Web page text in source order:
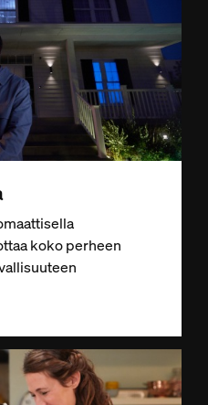
koko perheen